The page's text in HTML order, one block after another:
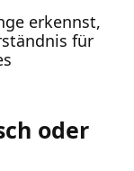
erkennst,
für
oder